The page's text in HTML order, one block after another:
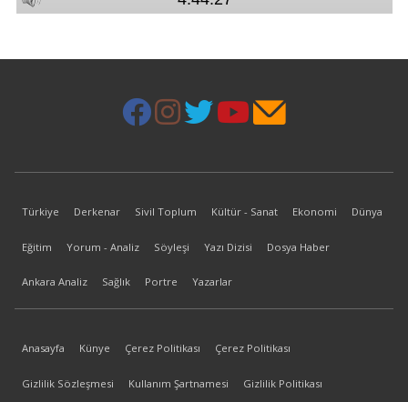
Türkiye Derkenar Sivil Toplum Kültür - Sanat Ekonomi Dünya
Eğitim Yorum - Analiz Söyleşi Yazı Dizisi Dosya Haber
Ankara Analiz Sağlık Portre Yazarlar
Anasayfa Künye Çerez Politikası Çerez Politikası
Gizlilik Sözleşmesi Kullanım Şartnamesi Gizlilik Politikası